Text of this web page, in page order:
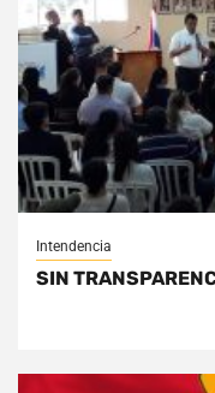
Intendencia
SIN